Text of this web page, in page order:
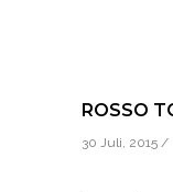
ROSSO
30 Juli, 2015 /